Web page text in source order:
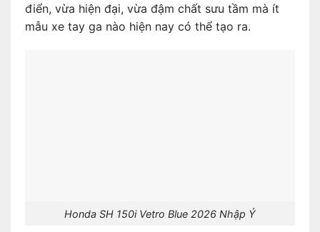
điển, vừa hiện đại, vừa đậm chất sưu tầm mà ít
mẫu xe tay ga nào hiện nay có thể tạo ra.
Honda SH 150i Vetro Blue 2026 Nhập Ý